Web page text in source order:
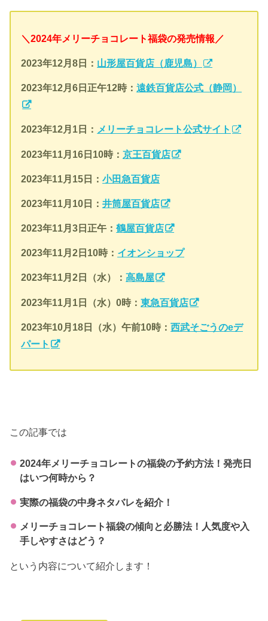
＼2024年メリーチョコレート福袋の発売情報／
2023年12月8日： 山形屋百貨店（鹿児島）
2023年12月6日正午12時：遠鉄百貨店公式（静岡）
2023年12月1日： メリーチョコレート公式サイト
2023年11月16日10時：京王百貨店
2023年11月15日：小田急百貨店
2023年11月10日：井筒屋百貨店
2023年11月3日正午：鶴屋百貨店
2023年11月2日10時： イオンショップ
2023年11月2日（水）：高島屋
2023年11月1日（水）0時：東急百貨店
2023年10月18日（水）午前10時：西武そごうのeデ
パート
この記事では
2024年メリーチョコレートの福袋の予約方法！発売日
はいつ何時から？
実際の福袋の中身ネタバレを紹介！
メリーチョコレート福袋の傾向と必勝法！人気度や入
手しやすさはどう？
という内容について紹介します！